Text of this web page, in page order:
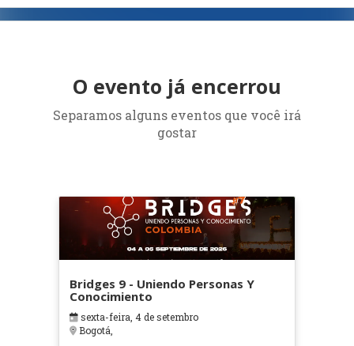
O evento já encerrou
Separamos alguns eventos que você irá
gostar
Bridges 9 - Uniendo Personas Y
Conocimiento
sexta-feira, 4 de setembro
Bogotá,